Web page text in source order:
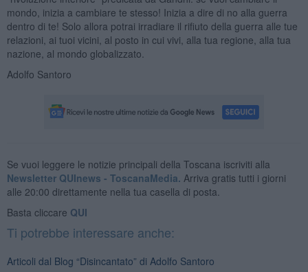
mondo, inizia a cambiare te stesso! Inizia a dire di no alla guerra
dentro di te! Solo allora potrai irradiare il rifiuto della guerra alle tue
relazioni, ai tuoi vicini, al posto in cui vivi, alla tua regione, alla tua
nazione, al mondo globalizzato.
Adolfo Santoro
Se vuoi leggere le notizie principali della Toscana iscriviti alla
Newsletter QUInews - ToscanaMedia. Arriva gratis tutti i giorni
alle 20:00 direttamente nella tua casella di posta.
Basta cliccare QUI
Ti potrebbe interessare anche:
Articoli dal Blog “Disincantato” di Adolfo Santoro